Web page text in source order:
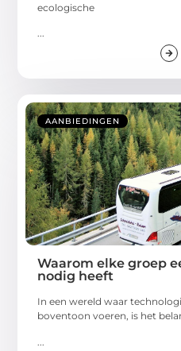
ecologische
...
AANBIEDINGEN
Waarom elke groep
nodig heeft
In een wereld waar
boventoon voeren, is het